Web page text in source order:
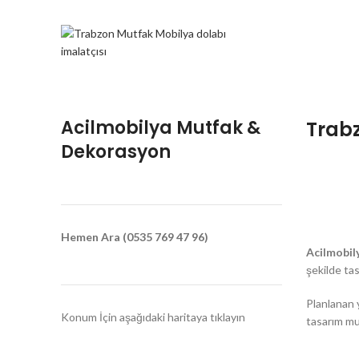
şekilde
Planlanan
tasarım
Acilmobilya Mutfak &
Dekorasyon
Hemen Ara (0535 769 47 96)
Konum İçin aşağıdaki haritaya tıklayın